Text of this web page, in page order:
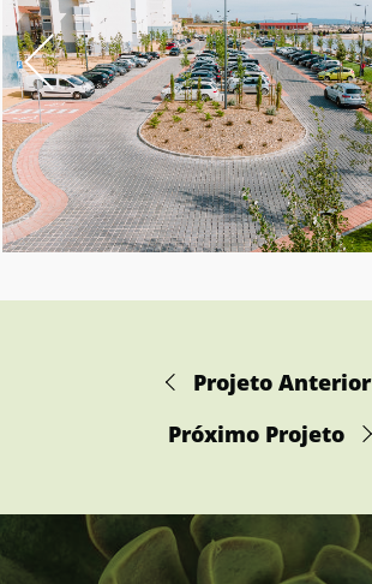
Projeto Anterior
Próximo Projeto